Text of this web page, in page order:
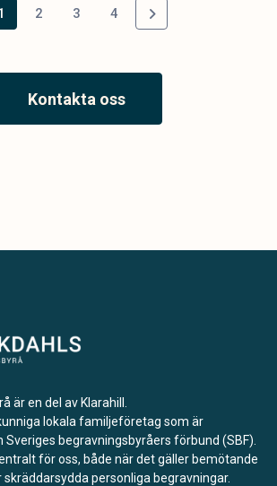
2 3 4
Kontakta oss
är en del av Klarahill.
lokala familjeföretag som är
begravningsbyråers förbund (SBF).
för oss, både när det gäller bemötande
personliga begravningar.